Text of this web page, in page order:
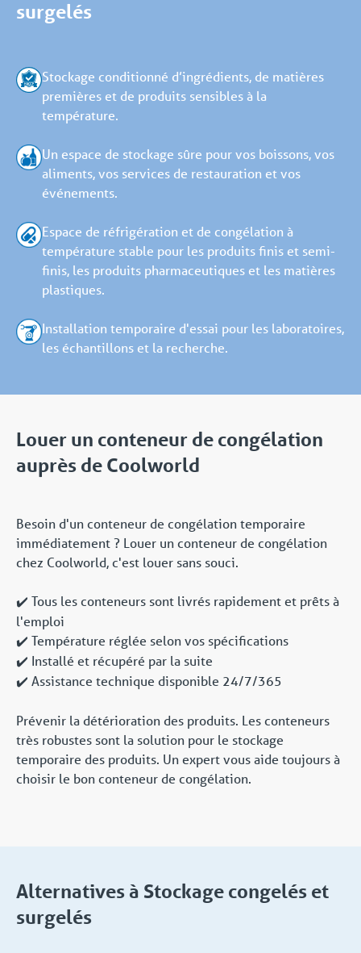
surgelés
Stockage conditionné d’ingrédients, de matières
premières et de produits sensibles à la
température.
Un espace de stockage sûre pour vos boissons, vos
aliments, vos services de restauration et vos
événements.
Espace de réfrigération et de congélation à
température stable pour les produits finis et semi-
finis, les produits pharmaceutiques et les matières
plastiques.
Installation temporaire d'essai pour les laboratoires,
les échantillons et la recherche.
Louer un conteneur de congélation
auprès de Coolworld
Besoin d'un conteneur de congélation temporaire
immédiatement ? Louer un conteneur de congélation
chez Coolworld, c'est louer sans souci.
✔️ Tous les conteneurs sont livrés rapidement et prêts à
l'emploi
✔️ Température réglée selon vos spécifications
✔️ Installé et récupéré par la suite
✔️ Assistance technique disponible 24/7/365
Prévenir la détérioration des produits. Les conteneurs
très robustes sont la solution pour le stockage
temporaire des produits. Un expert vous aide toujours à
choisir le bon conteneur de congélation.
Alternatives à Stockage congelés et
surgelés